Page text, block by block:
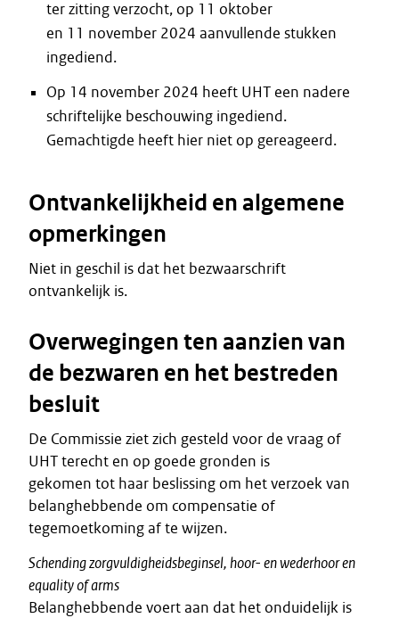
ter zitting verzocht, op 11 oktober
en 11 november 2024 aanvullende stukken
ingediend.
Op 14 november 2024 heeft UHT een nadere
schriftelijke beschouwing ingediend.
Gemachtigde heeft hier niet op gereageerd.
Ontvankelijkheid en algemene
opmerkingen
Niet in geschil is dat het bezwaarschrift
ontvankelijk is.
Overwegingen ten aanzien van
de bezwaren en het bestreden
besluit
De Commissie ziet zich gesteld voor de vraag of
UHT terecht en op goede gronden is
gekomen tot haar beslissing om het verzoek van
belanghebbende om compensatie of
tegemoetkoming af te wijzen.
Schending zorgvuldigheidsbeginsel, hoor- en wederhoor en
equality of arms
Belanghebbende voert aan dat het onduidelijk is